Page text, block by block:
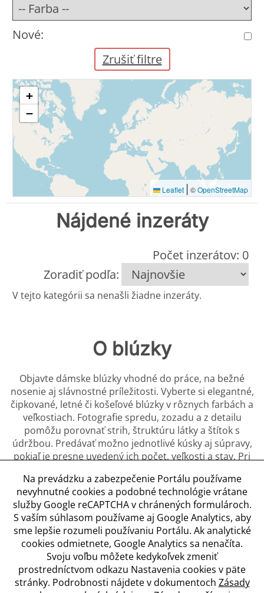
Nové:
Zrušiť filtre
+
−
Leaflet | ©OpenStreetMap
Nájdené inzeráty
Počet inzerátov: 0
Zoradiť podľa:
V tejto kategórii sa nenašli žiadne inzeráty.
O blúzky
Objavte dámske blúzky vhodné do práce, na bežné
nosenie aj slávnostné príležitosti. Vyberte si elegantné,
čipkované, letné či košeľové blúzky v rôznych farbách a
veľkostiach. Fotografie spredu, zozadu a z detailu
pomôžu porovnať strih, štruktúru látky a štítok s
údržbou. Predávať možno jednotlivé kúsky aj súpravy,
pokiaľ je presne uvedený ich počet, veľkosti a stav. Pri
označenie a neponúkať falzifikáty ako originál. Čisté a
zachovalé oblečenie z druhej ruky môže nájsť ďalšie
využitie u kupujúcich po celom Slovensku.
Obchodné podmienky
Ochrana osobných údajov
Zásady používania cookies
Na prevádzku a zabezpečenie Portálu používame
nevyhnutné cookies a podobné technológie vrátane
služby Google reCAPTCHA v chránených formulároch.
S vaším súhlasom používame aj Google Analytics, aby
sme lepšie rozumeli používaniu Portálu. Ak analytické
cookies odmietnete, Google Analytics sa nenačíta.
Svoju voľbu môžete kedykoľvek zmeniť
prostredníctvom odkazu Nastavenia cookies v päte
stránky. Podrobnosti nájdete v dokumentoch Zásady